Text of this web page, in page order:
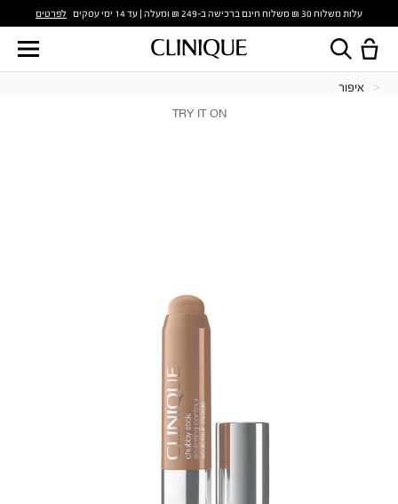
עלות משלוח 30 ₪ משלוח חינם ברכישה ב-249 ₪ ומעלה | עד 14 ימי עסקים לפרטים
איפור
TRY IT ON